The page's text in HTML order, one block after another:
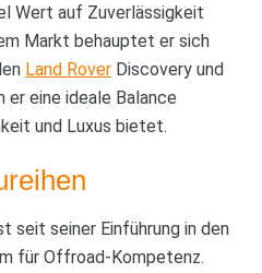
Wert auf Zuverlässigkeit
Markt behauptet er sich
Land RoverDiscovery und
er eine ideale Balance
und Luxus bietet.
seit seiner Einführung in den
für Offroad-Kompetenz.